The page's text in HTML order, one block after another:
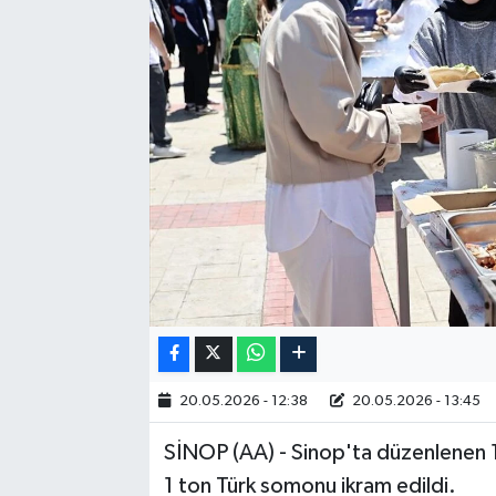
20.05.2026 - 12:38 20.05.2026 - 13:45
SİNOP (AA) - Sinop'ta düzenlenen
1 ton Türk somonu ikram edildi.
RESMİ İLAN